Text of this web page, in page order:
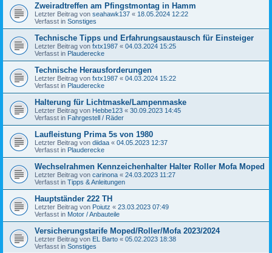
Zweiradtreffen am Pfingstmontag in Hamm
Letzter Beitrag von seahawk137 « 18.05.2024 12:22
Verfasst in Sonstiges
Technische Tipps und Erfahrungsaustausch für Einsteiger
Letzter Beitrag von fxtx1987 « 04.03.2024 15:25
Verfasst in Plauderecke
Technische Herausforderungen
Letzter Beitrag von fxtx1987 « 04.03.2024 15:22
Verfasst in Plauderecke
Halterung für Lichtmaske/Lampenmaske
Letzter Beitrag von Hebbe123 « 30.09.2023 14:45
Verfasst in Fahrgestell / Räder
Laufleistung Prima 5s von 1980
Letzter Beitrag von diidaa « 04.05.2023 12:37
Verfasst in Plauderecke
Wechselrahmen Kennzeichenhalter Halter Roller Mofa Moped
Letzter Beitrag von carinona « 24.03.2023 11:27
Verfasst in Tipps & Anleitungen
Hauptständer 222 TH
Letzter Beitrag von Poiutz « 23.03.2023 07:49
Verfasst in Motor / Anbauteile
Versicherungstarife Moped/Roller/Mofa 2023/2024
Letzter Beitrag von EL Barto « 05.02.2023 18:38
Verfasst in Sonstiges